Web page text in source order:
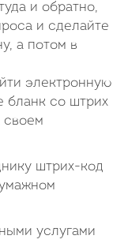
и обратно,
и сделайте
а потом в
электронную
бланк со штрих
своем
штрих-код
услугами